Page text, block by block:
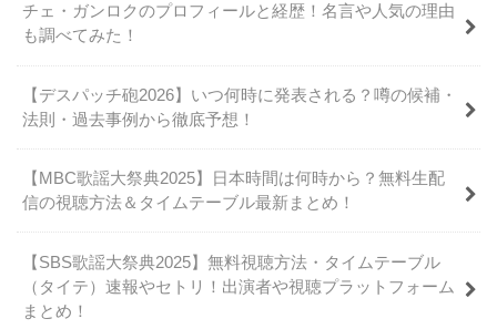
チェ・ガンロクのプロフィールと経歴！名言や人気の理由
も調べてみた！
【デスパッチ砲2026】いつ何時に発表される？噂の候補・
法則・過去事例から徹底予想！
【MBC歌謡大祭典2025】日本時間は何時から？無料生配
信の視聴方法＆タイムテーブル最新まとめ！
【SBS歌謡大祭典2025】無料視聴方法・タイムテーブル
（タイテ）速報やセトリ！出演者や視聴プラットフォーム
まとめ！